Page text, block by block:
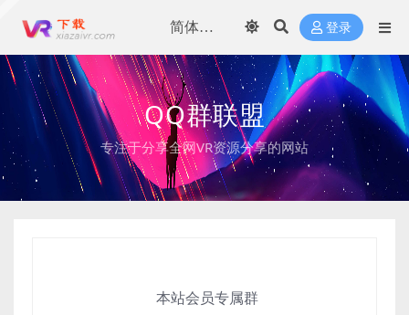
登录
QQ群联盟
专注于分享全网VR资源分享的网站
本站会员专属群